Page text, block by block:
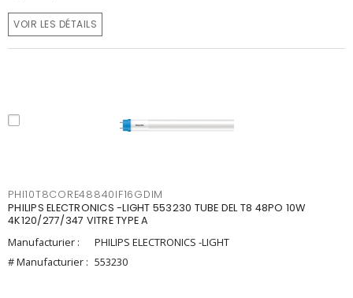
VOIR LES DÉTAILS
PHI10T8CORE48840IF16GDIM
PHILIPS ELECTRONICS -LIGHT 553230 TUBE DEL T8 48PO 10W
4K120/277/347 VITRE TYPE A
Manufacturier :
PHILIPS ELECTRONICS -LIGHT
# Manufacturier : 553230